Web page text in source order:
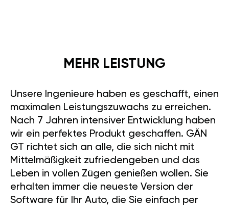
MEHR LEISTUNG
Unsere Ingenieure haben es geschafft, einen
maximalen Leistungszuwachs zu erreichen.
Nach 7 Jahren intensiver Entwicklung haben
wir ein perfektes Produkt geschaffen. GÄN
GT richtet sich an alle, die sich nicht mit
Mittelmäßigkeit zufriedengeben und das
Leben in vollen Zügen genießen wollen. Sie
erhalten immer die neueste Version der
Software für Ihr Auto, die Sie einfach per